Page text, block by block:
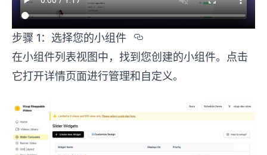
步骤 1：选择您的小组件
Section titled
在小组件列表视图中，找到您创建的小组件。点击
它打开详情页面进行管理和自定义。